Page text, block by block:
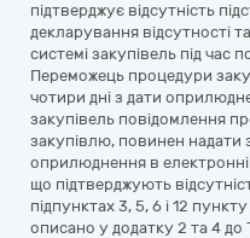
підтверджує відсутність
декларування відсутності
системі закупівель під час
Переможець процедури
чотири дні з дати
закупівель повідомлення
закупівлю, повинен
оприлюднення в
що підтверджують
підпунктах 3, 5, 6 і 12
описано у додатку 2 та 4 до